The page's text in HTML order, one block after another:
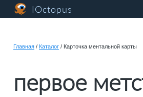
IOctopus
Главная / Каталог / Карточка ментальной карты
первое